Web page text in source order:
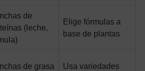
de
(leche,
Elige fórmulas a
base de plantas
de grasa
Usa variedades